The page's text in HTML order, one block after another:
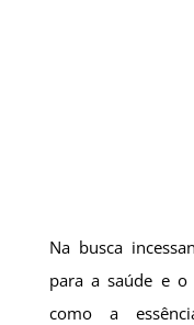
Na busca
para a saúde e o
como a